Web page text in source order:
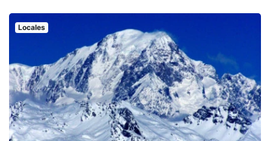
Locales